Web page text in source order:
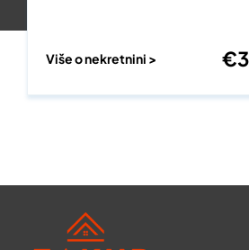
Više o nekretnini > €